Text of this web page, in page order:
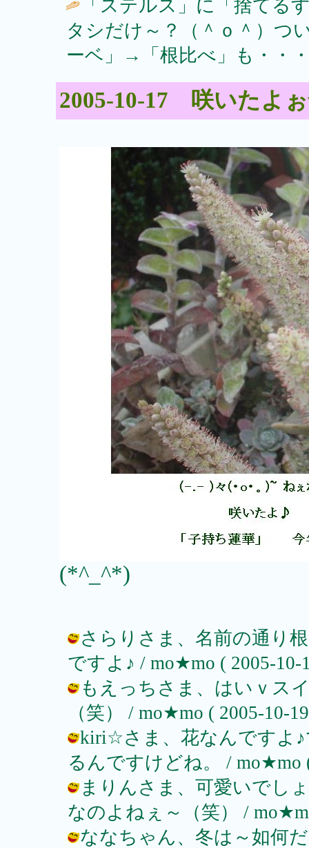
「ステルス」に「捨てる
タシだけ～？（＾ｏ＾）つ
ーベ」→「根比べ」も・・
2005-10-17 咲いたよ
(*^_^*)
さらりさま、名前の通り
ですよ♪ / mo★mo ( 2005-10-
もえっちさま、はいｖス
（笑） / mo★mo ( 2005-10-
kiri☆さま、花なんですよ
るんですけどね。 / mo★mo
まりんさま、可愛いでし
なのよねぇ～（笑） /
ななちゃん、冬は～如何